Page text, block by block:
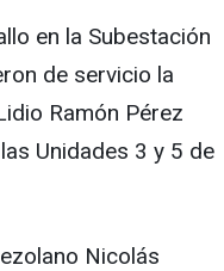
en la Subestación
de servicio la
Ramón Pérez
Unidades 3 y 5 de
Nicolás